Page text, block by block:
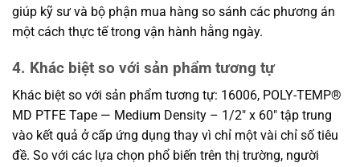
giúp kỹ sư và bộ phận mua hàng so sánh các phương án
một cách thực tế trong vận hành hằng ngày.
4. Khác biệt so với sản phẩm tương tự
Khác biệt so với sản phẩm tương tự: 16006, POLY-TEMP®
MD PTFE Tape — Medium Density – 1/2″ x 60″ tập trung
vào kết quả ở cấp ứng dụng thay vì chỉ một vài chỉ số tiêu
đề. So với các lựa chọn phổ biến trên thị trường, người